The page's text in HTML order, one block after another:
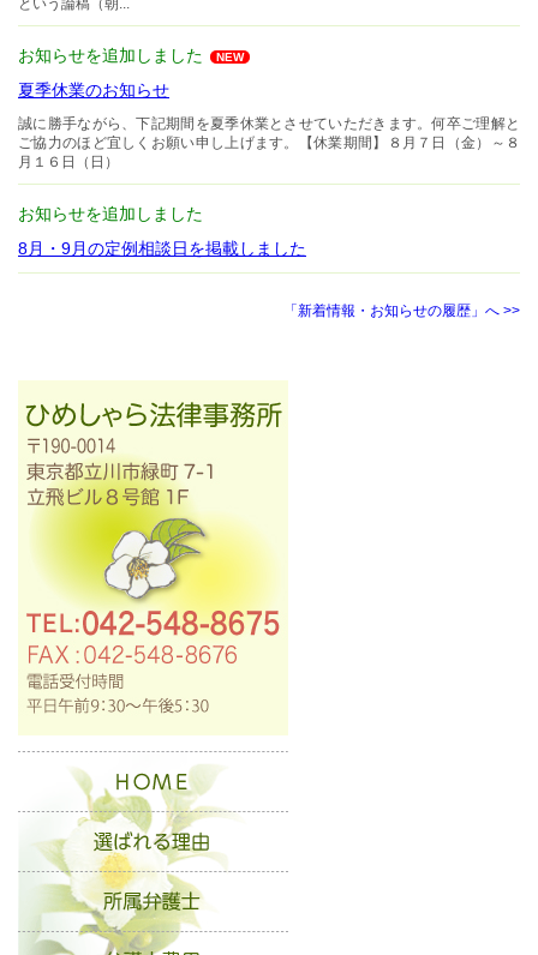
お知らせを追加しました NEW
夏季休業のお知らせ
誠に勝手ながら、下記期間を夏季休業とさせていただきます。何卒ご理解と
ご協力のほど宜しくお願い申し上げます。【休業期間】８月７日（金）～８
月１６日（日）
お知らせを追加しました
8月・9月の定例相談日を掲載しました
「新着情報・お知らせの履歴」へ >>